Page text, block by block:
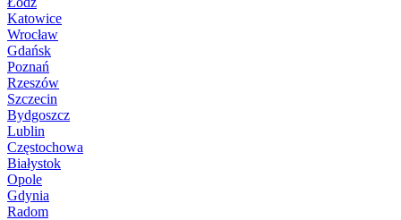
Katowice
Wrocław
Gdańsk
Poznań
Rzeszów
Szczecin
Bydgoszcz
Lublin
Częstochowa
Białystok
Opole
Gdynia
Radom